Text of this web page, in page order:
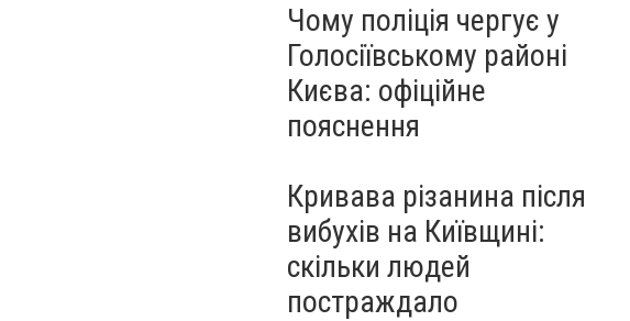
Чому поліція чергує у
Голосіївському районі
Києва: офіційне
пояснення
Кривава різанина після
вибухів на Київщині:
скільки людей
постраждало